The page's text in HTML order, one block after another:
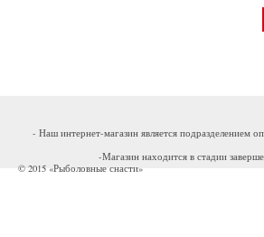
- Наш интернет-магазин является подразделением
-Магазин находится в стадии
© 2015 «Рыболовные снасти»